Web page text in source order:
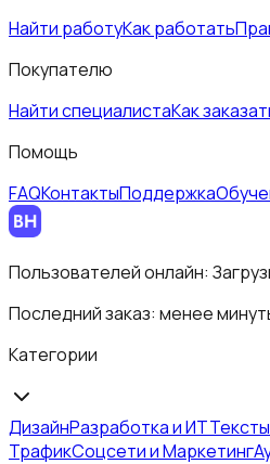
Найти работуКак работать
Покупателю
Найти специалистаКак
Помощь
FAQКонтактыПоддержка
Пользователей онлайн:
Последний заказ: менее
Категории
ДизайнРазработка и ИТ
ТрафикСоцсети и Маркетинг